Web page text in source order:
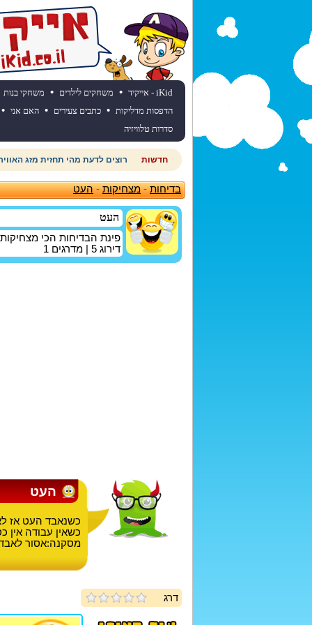
iKid - אייקיד • משחקים לילדים • משחקי בנות
הדפסות מדליקות • כתבים צעירים • האם אני •
סדרות טלוויזיה
חדשות רוצים לדעת מהי תחזית מזג
בדיחות-מצחיקות-העט
העט
פינת הבדיחות הכי
דירוג 5 | מדרגים 1
העט
כשנאבד העט אז
כשאין עבודה אין
מסקנה:אסור
דרג